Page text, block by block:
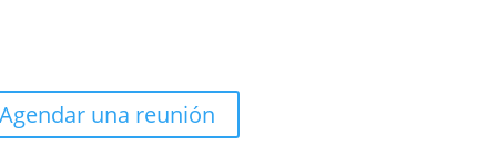
Agendar una reunión